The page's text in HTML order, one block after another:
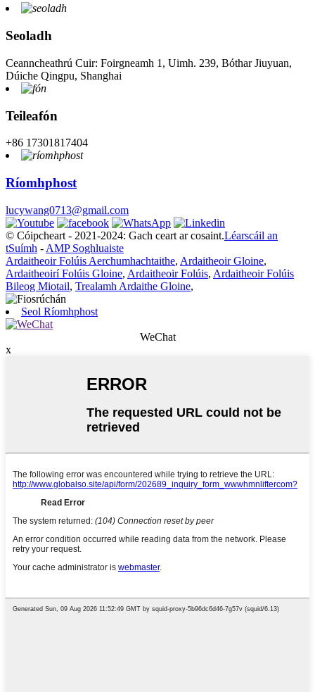
Seoladh
Ceanncheathrú Cuir: Foirgneamh 1, Uimh. 239, Bóthar Jiuyuan,
Dúiche Qingpu, Shanghai
Teileafón
+86 17301817404
Ríomhphost
lucywang0713@gmail.com
© Cóipcheart - 2021-2024: Gach ceart ar cosaint.Léarscáil an
tSuímh - AMP Soghluaiste
Ardaitheoir Folúis Aerchumhachtaithe, Ardaitheoir Gloine,
Ardaitheoirí Folúis Gloine, Ardaitheoir Folúis, Ardaitheoir Folúis
Bileog Miotail, Trealamh Ardaithe Gloine,
Seol Ríomhphost
WeChat
x